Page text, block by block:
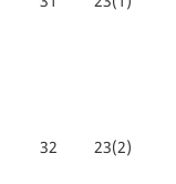
32 23(2)